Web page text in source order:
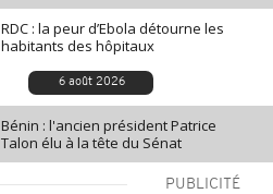
RDC : la peur d’Ebola détourne les
habitants des hôpitaux
6 août 2026
Bénin : l'ancien président Patrice
Talon élu à la tête du Sénat
PUBLICITÉ